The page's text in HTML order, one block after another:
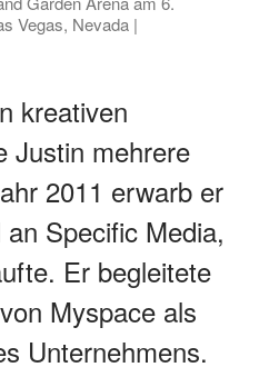
Vegas, Nevada |
kreativen
Justin mehrere
2011 erwarb er
Specific Media,
Er begleitete
Myspace als
Unternehmens.